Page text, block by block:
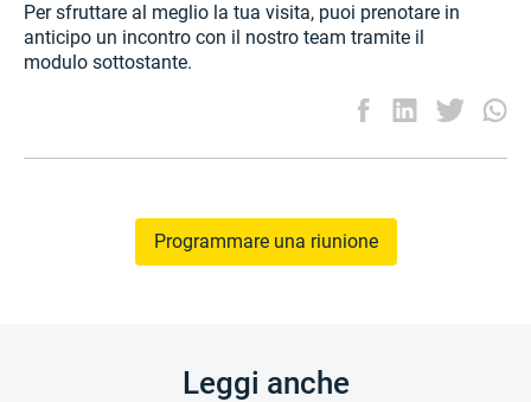
Per sfruttare al meglio la tua visita, puoi prenotare in
anticipo un incontro con il nostro team tramite il
modulo sottostante.
Programmare una riunione
Leggi anche